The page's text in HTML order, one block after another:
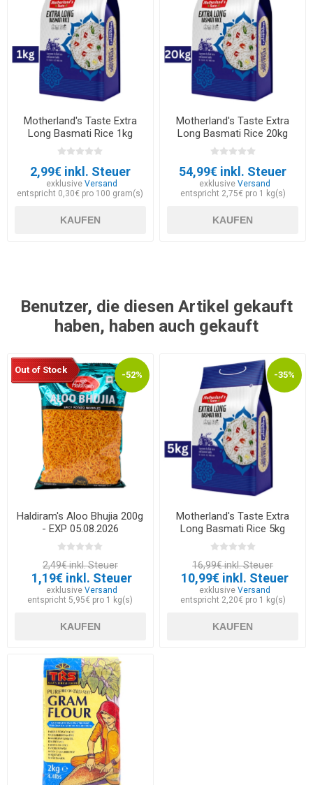
Motherland's Taste Extra
Long Basmati Rice 1kg
2,99€ inkl. Steuer
exklusiveVersand
entspricht 0,30€ pro 100 gram(s)
KAUFEN
Motherland's Taste Extra
Long Basmati Rice 20kg
54,99€ inkl. Steuer
exklusive Versand
entspricht 2,75€ pro 1 kg(s)
KAUFEN
Benutzer, die diesen Artikel gekauft
haben, haben auch gekauft
-52%
Out of Stock
Haldiram's Aloo Bhujia 200g
- EXP 05.08.2026
2,49€ inkl. Steuer
1,19€ inkl. Steuer
exklusiveVersand
entspricht 5,95€ pro 1 kg(s)
KAUFEN
-35%
Motherland's Taste Extra
Long Basmati Rice 5kg
16,99€ inkl. Steuer
10,99€ inkl. Steuer
exklusive Versand
entspricht 2,20€ pro 1 kg(s)
KAUFEN